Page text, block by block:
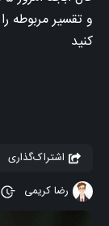
و تقسیر مربوطه
کنید
اشتراک‌گذاری
رضا کریمی